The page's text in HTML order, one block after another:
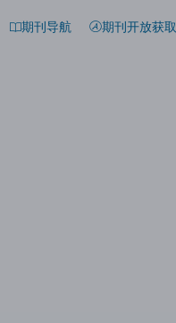
期刊导航 期刊开放获取